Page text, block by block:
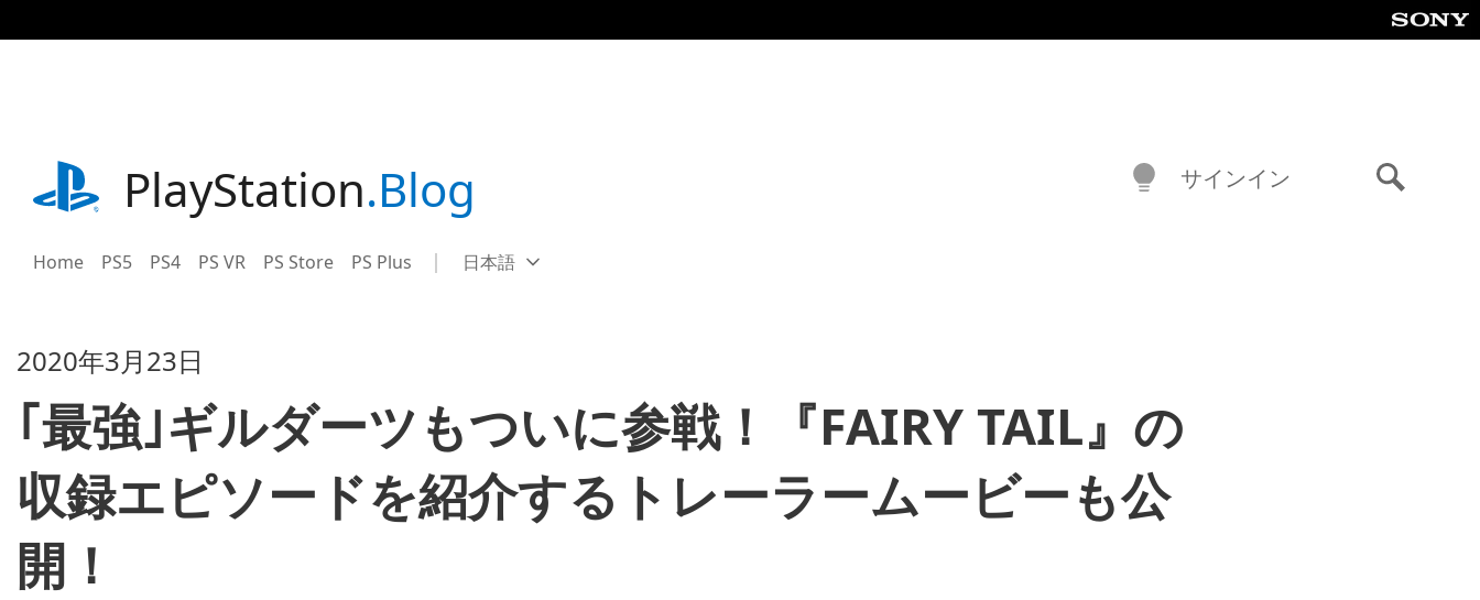
事
playstation.comPlayStation.Blog
Home PS5 PS4 PS VR PS Store PS Plus Select
Current
日本語
サインイン
2020年3月23日
｢最強｣ギルダーツもついに参戦！『FAIRY TAIL』の
収録エピソードを紹介するトレーラームービーも公
開！